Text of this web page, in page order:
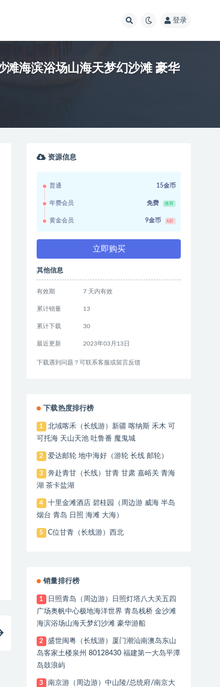
登录
滩海滨浴场山海天梦幻沙滩 豪华
资源信息
普通 15金币
年费会员 免费 推荐
黄金会员 9金币 6折
立即购买
其他信息
有效期 7 天内有效
累计销量 13
累计下载 30
最近更新 2023年03月13日
下载遇到问题？可联系客服或留言反馈
下载热度排行榜
1
北域喀禾（长线游）新疆 喀纳斯 禾木 可
可托海 天山天池 吐鲁番 魔鬼城
2 爱达邮轮 地中海好（游轮 长线 邮轮）
3
奔赴青甘（长线）甘青 甘肃 嘉峪关 青海
湖 茶卡盐湖
4
十里金滩酒店 碧桂园（周边游 威海 半岛
烟台 青岛 日照 海滩 大海）
5 C位甘青（长线游）西北
销量排行榜
1
日照青岛（周边游）日照灯塔八大关五四
广场奥帆中心极地海洋世界 青岛栈桥 金沙滩
海滨浴场山海天梦幻沙滩 豪华游船
2
盛世闽粤（长线游）厦门潮汕南澳岛东山
岛客家土楼泉州 80128430 福建第一大岛平潭
岛鼓浪屿
3 南京游（周边游）中山陵/总统府/南京大